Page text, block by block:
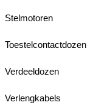
Stelmotoren
Toestelcontactdozen
Verdeeldozen
Verlengkabels